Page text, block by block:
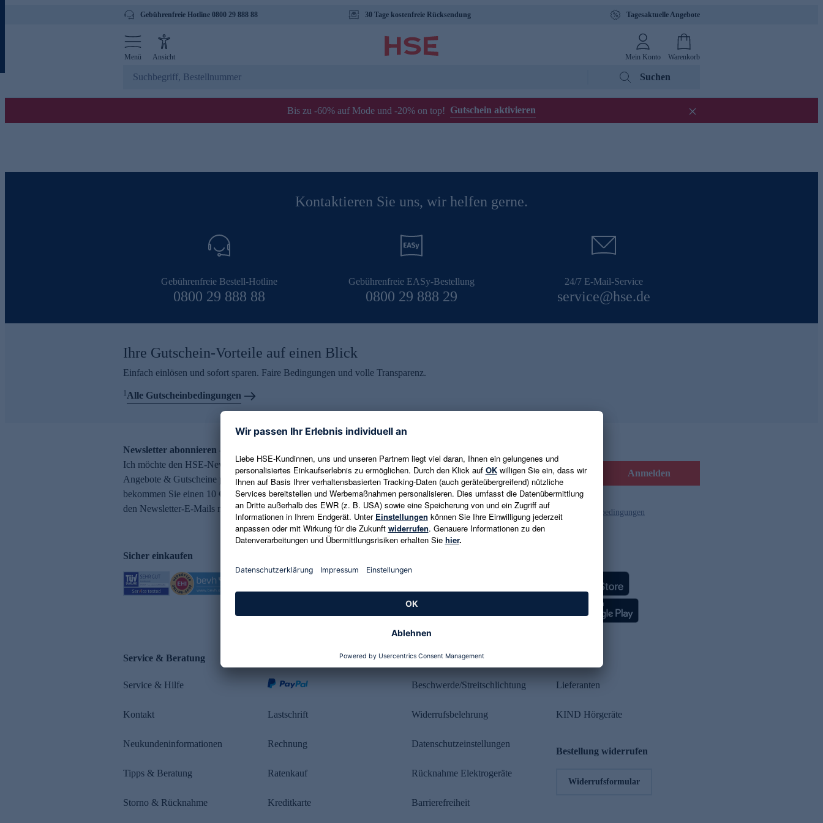
Gebührenfreie Hotline 0800 29 888 88 30 Tage kostenfreie Rücksendung Tagesaktuelle Angebote
Menü Ansicht Mein Konto Warenkorb
Suchen
Bis zu -60% auf Mode und -20% on top! Gutschein aktivieren
Kontaktieren Sie uns, wir helfen gerne.
Gebührenfreie Bestell-Hotline
0800 29 888 88
Gebührenfreie EASy-Bestellung
0800 29 888 29
24/7 E-Mail-Service
service@hse.de
Ihre Gutschein-Vorteile auf einen Blick
Einfach einlösen und sofort sparen. Faire Bedingungen und volle Transparenz.
1Alle Gutscheinbedingungen
Newsletter abonnieren – 10 € Gutschein erhalten
Ich möchte den HSE-Newsletter abonnieren und aktuelle Trends,
Angebote & Gutscheine per E-Mail erhalten. Als Dankeschön
bekommen Sie einen 10 € Gutschein. Eine Abmeldung ist jederzeit in
den Newsletter-E-Mails möglich.
E-Mail-Adresse eingeben Anmelden
Es gelten die Datenschutzrichtlinien und die Gutscheinbedingungen
Sicher einkaufen
Service & Beratung
Service & Hilfe
Kontakt
Neukundeninformationen
Tipps & Beratung
Storno & Rücknahme
Lastschrift
Rechnung
Ratenkauf
Kreditkarte
Rechtliches
Beschwerde/Streitschlichtung
Widerrufsbelehrung
Datenschutzeinstellungen
Rücknahme Elektrogeräte
Barrierefreiheit
Lieferanten
KIND Hörgeräte
Bestellung widerrufen
Widerrufsformular